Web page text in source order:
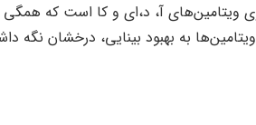
ویتامین‌های آ، د،‌ای و کا است که
به بهبود بینایی، درخشان